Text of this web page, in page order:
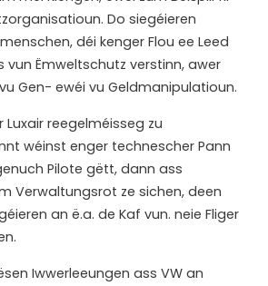
Do siegéieren
déi kenger Flou ee Leed
vun Ëmweltschutz verstinn, awer
Gen- ewéi vu Geldmanipulatioun.
reegelméisseg zu
wéinst enger technescher Pann
Pilote gëtt, dann ass
Verwaltungsrot ze sichen, deen
an ë.a. de Kaf vun. neie Fliger
Iwwerleeungen ass VW an